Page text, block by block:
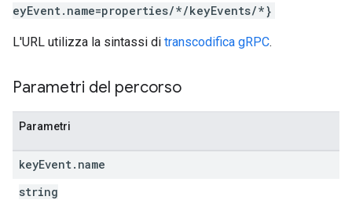
eyEvent.name=properties/*/keyEvents/*}
L'URL utilizza la sintassi di transcodifica gRPC.
Parametri del percorso
Parametri
keyEvent. name
string